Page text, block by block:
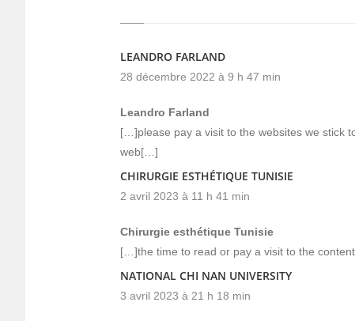
LEANDRO FARLAND
28 décembre 2022 à 9 h 47 min
Leandro Farland
[…]please pay a visit to the websites we stick
web[…]
CHIRURGIE ESTHÉTIQUE TUNISIE
2 avril 2023 à 11 h 41 min
Chirurgie esthétique Tunisie
[…]the time to read or pay a visit to the
NATIONAL CHI NAN UNIVERSITY
3 avril 2023 à 21 h 18 min